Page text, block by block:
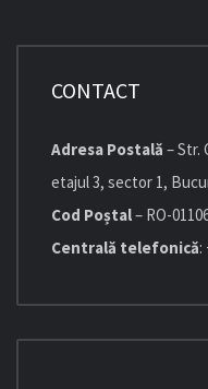
CONTACT
Adresa Postală – Str.
etajul 3, sector 1,
Cod Poștal– RO-
Centrală telefonică: